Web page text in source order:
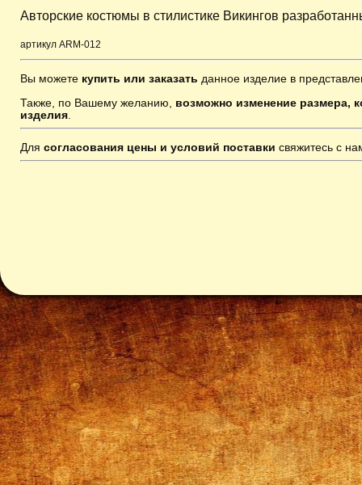
Авторские костюмы в стилистике Викингов
артикул ARM-012
Вы можете купить или заказать данное изделие в
Также, по Вашему желанию, возможно изменение размера,
изделия
Для согласования цены и условий поставки свяжитесь с